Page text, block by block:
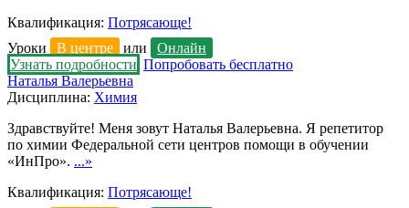
Квалификация: Потрясающе!
Уроки
В центре или
Онлайн
Узнать подробности Попробовать бесплатно
Наталья Валерьевна
Дисциплина: Химия
Здравствуйте! Меня зовут Наталья Валерьевна. Я репетитор
по химии Федеральной сети центров помощи в обучении
«ИнПро». ...»
Квалификация: Потрясающе!